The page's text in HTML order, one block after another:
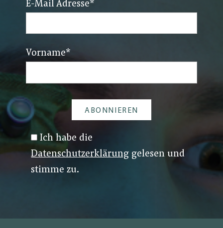
E-Mail Adresse*
Vorname*
Ich habe die
Datenschutzerklärung gelesen und
stimme zu.